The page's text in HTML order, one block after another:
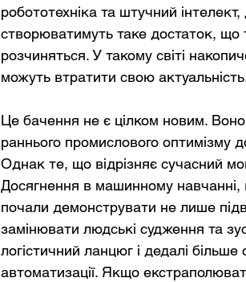
робототехніка та штучний
створюватимуть таке достаток, що
розчиняться. У такому світі
можуть втратити свою
Це бачення не є цілком новим. Воно
раннього промислового оптимізму
Однак те, що відрізняє сучасний
Досягнення в машинному навчанні,
почали демонструвати не лише
замінювати людські судження та
логістичний ланцюг і дедалі
автоматизації. Якщо